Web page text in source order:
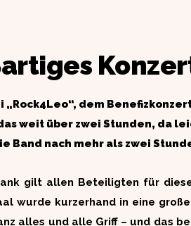
dem
weit über zwei Stunden, da
Band nach mehr als zwei
gilt allen Beteiligten für
wurde kurzerhand in eine
alles und alle Griff – und